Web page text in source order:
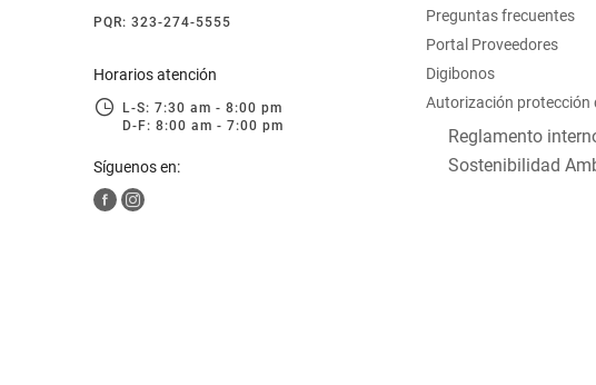
PQR: 323-274-5555
Horarios atención
L-S: 7:30 am - 8:00 pm
D-F: 8:00 am - 7:00 pm
Síguenos en:
Preguntas frecuentes
Portal Proveedores
Digibonos
Autorización protección
Reglamento
Sostenibilidad